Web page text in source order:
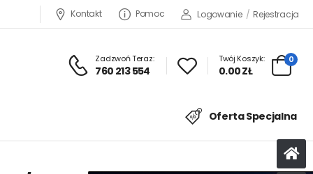
Kontakt Pomoc Logowanie / Rejestracja
Zadzwoń Teraz:
760 213 554
Twój Koszyk:
0.00 ZŁ
0
Oferta Specjalna